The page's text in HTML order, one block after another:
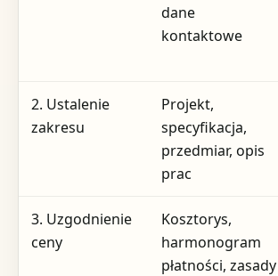
dane
kontaktowe
2. Ustalenie
zakresu
Projekt,
specyfikacja,
przedmiar, opis
prac
3. Uzgodnienie
ceny
Kosztorys,
harmonogram
płatności, zasady